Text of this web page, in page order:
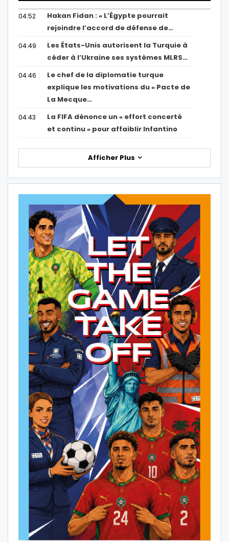
04:52
Hakan Fidan : « L’Égypte pourrait
rejoindre l’accord de défense de…
04:49
Les États-Unis autorisent la Turquie à
céder à l’Ukraine ses systèmes MLRS…
04:46
Le chef de la diplomatie turque
explique les motivations du « Pacte de
La Mecque…
04:43
La FIFA dénonce un « effort concerté
et continu » pour affaiblir Infantino
Afficher Plus